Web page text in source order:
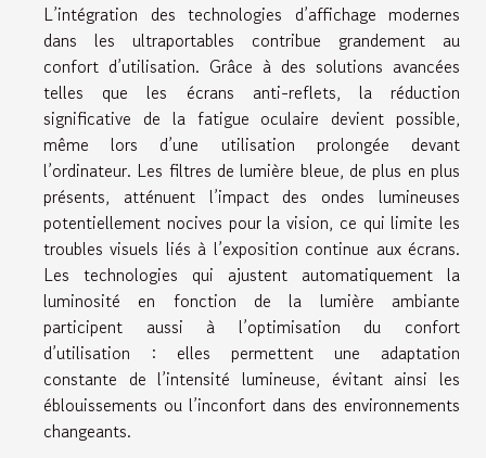
L’intégration des technologies d’affichage modernes
dans les ultraportables contribue grandement au
confort d’utilisation. Grâce à des solutions avancées
telles que les écrans anti-reflets, la réduction
significative de la fatigue oculaire devient possible,
même lors d’une utilisation prolongée devant
l’ordinateur. Les filtres de lumière bleue, de plus en plus
présents, atténuent l’impact des ondes lumineuses
potentiellement nocives pour la vision, ce qui limite les
troubles visuels liés à l’exposition continue aux écrans.
Les technologies qui ajustent automatiquement la
luminosité en fonction de la lumière ambiante
participent aussi à l’optimisation du confort
d’utilisation : elles permettent une adaptation
constante de l’intensité lumineuse, évitant ainsi les
éblouissements ou l’inconfort dans des environnements
changeants.